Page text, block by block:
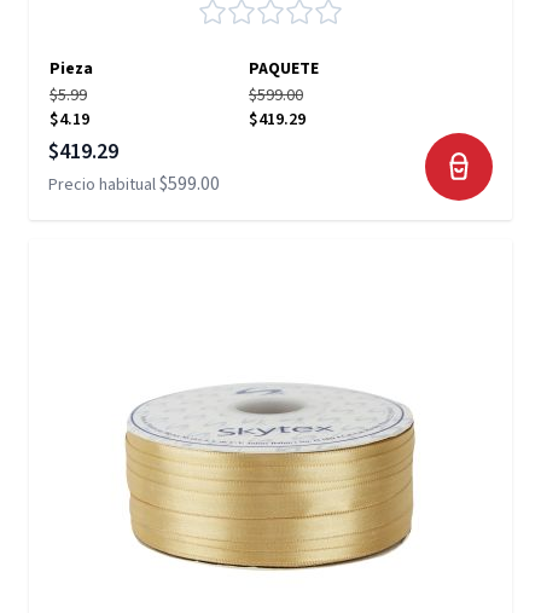
Pieza
PAQUETE
$5.99
$4.19
$599.00
$419.29
Precio especial
$419.29
Precio habitual$599.00